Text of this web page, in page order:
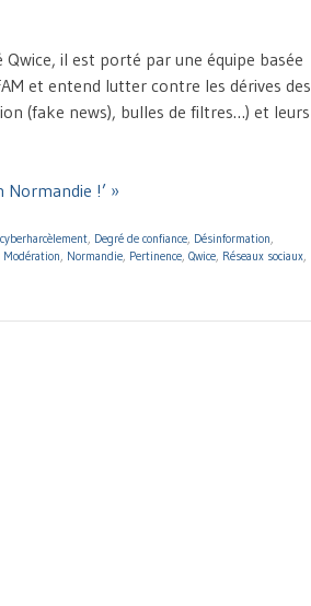
il est porté par une équipe basée
et entend lutter contre les dérives des
(fake news), bulles de filtres…) et leurs
Normandie !’ »
cyberharcèlement, Degré de confiance, Désinformation,
Modération, Normandie, Pertinence, Qwice, Réseaux sociaux,